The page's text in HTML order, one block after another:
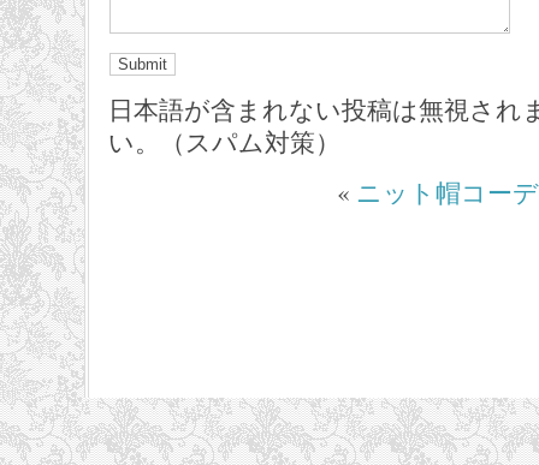
日本語が含まれない投稿は無視され
い。（スパム対策）
« ニット帽コーデ